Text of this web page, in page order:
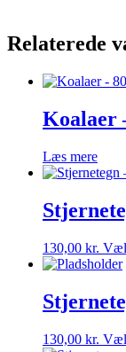
Relaterede
Koalaer
Læs mere
130,00 kr.
130,00 kr.